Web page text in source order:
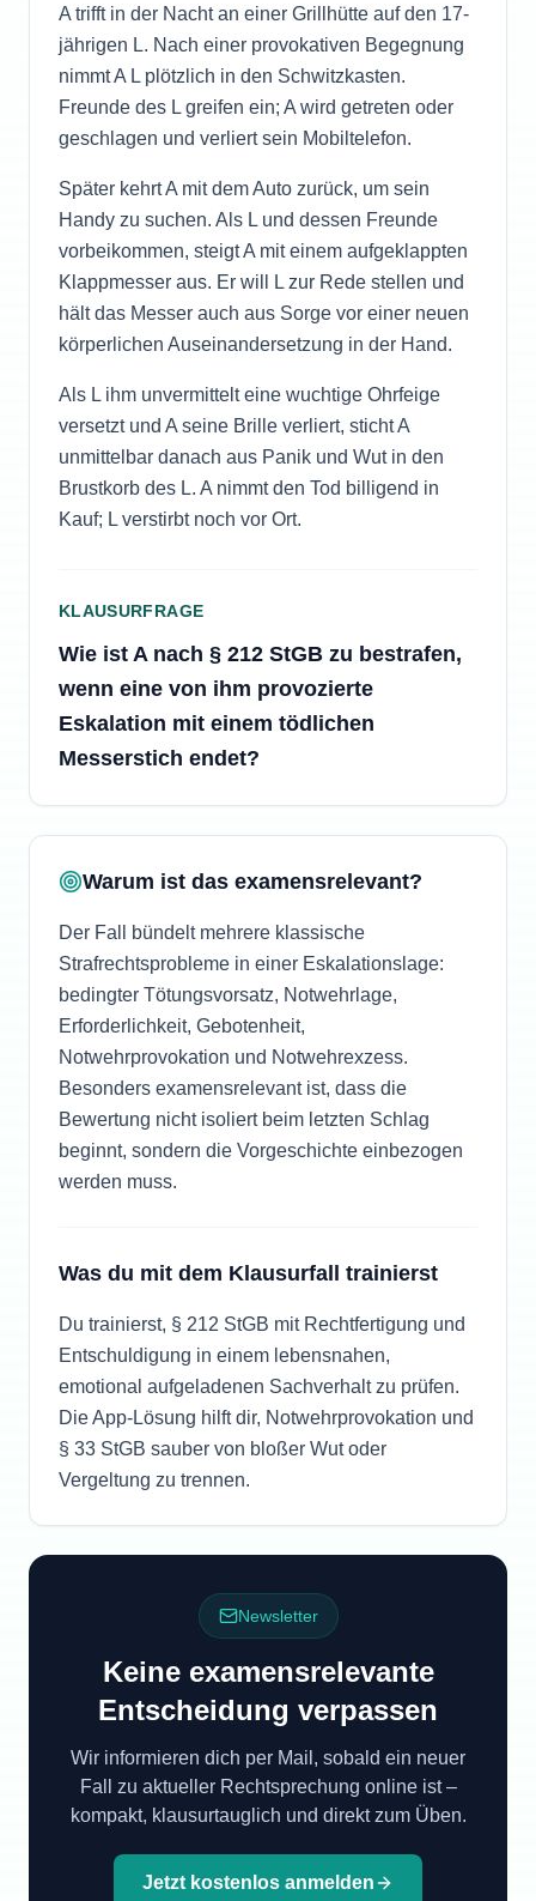
A trifft in der Nacht an einer Grillhütte auf den 17-
jährigen L. Nach einer provokativen Begegnung
nimmt A L plötzlich in den Schwitzkasten.
Freunde des L greifen ein; A wird getreten oder
geschlagen und verliert sein Mobiltelefon.
Später kehrt A mit dem Auto zurück, um sein
Handy zu suchen. Als L und dessen Freunde
vorbeikommen, steigt A mit einem aufgeklappten
Klappmesser aus. Er will L zur Rede stellen und
hält das Messer auch aus Sorge vor einer neuen
körperlichen Auseinandersetzung in der Hand.
Als L ihm unvermittelt eine wuchtige Ohrfeige
versetzt und A seine Brille verliert, sticht A
unmittelbar danach aus Panik und Wut in den
Brustkorb des L. A nimmt den Tod billigend in
Kauf; L verstirbt noch vor Ort.
KLAUSURFRAGE
Wie ist A nach § 212 StGB zu bestrafen,
wenn eine von ihm provozierte
Eskalation mit einem tödlichen
Messerstich endet?
Warum ist das examensrelevant?
Der Fall bündelt mehrere klassische
Strafrechtsprobleme in einer Eskalationslage:
bedingter Tötungsvorsatz, Notwehrlage,
Erforderlichkeit, Gebotenheit,
Notwehrprovokation und Notwehrexzess.
Besonders examensrelevant ist, dass die
Bewertung nicht isoliert beim letzten Schlag
beginnt, sondern die Vorgeschichte einbezogen
werden muss.
Was du mit dem Klausurfall trainierst
Du trainierst, § 212 StGB mit Rechtfertigung und
Entschuldigung in einem lebensnahen,
emotional aufgeladenen Sachverhalt zu prüfen.
Die App-Lösung hilft dir, Notwehrprovokation und
§ 33 StGB sauber von bloßer Wut oder
Vergeltung zu trennen.
Newsletter
Keine examensrelevante
Entscheidung verpassen
Wir informieren dich per Mail, sobald ein neuer
Fall zu aktueller Rechtsprechung online ist –
kompakt, klausurtauglich und direkt zum Üben.
Jetzt kostenlos anmelden